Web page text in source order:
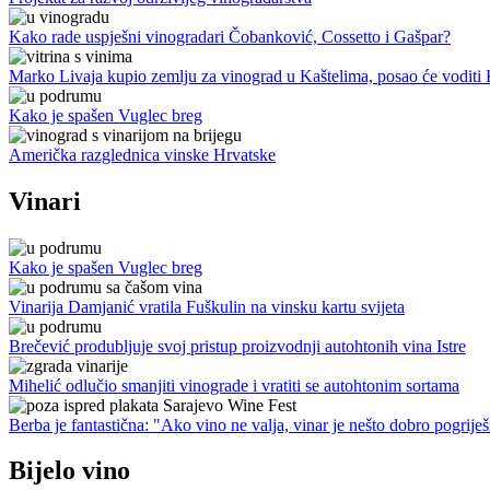
Kako rade uspješni vinogradari Čobanković, Cossetto i Gašpar?
Marko Livaja kupio zemlju za vinograd u Kaštelima, posao će voditi
Kako je spašen Vuglec breg
Američka razglednica vinske Hrvatske
Vinari
Kako je spašen Vuglec breg
Vinarija Damjanić vratila Fuškulin na vinsku kartu svijeta
Brečević produbljuje svoj pristup proizvodnji autohtonih vina Istre
Mihelić odlučio smanjiti vinograde i vratiti se autohtonim sortama
Berba je fantastična: "Ako vino ne valja, vinar je nešto dobro
Bijelo vino